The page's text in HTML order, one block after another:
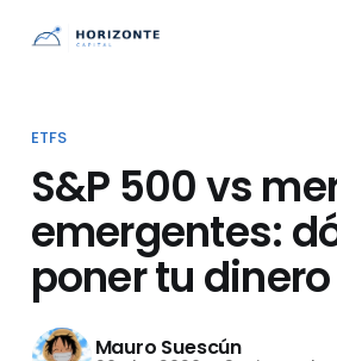
ETFS
S&P 500 vs
emergentes:
poner tu dinero
Mauro Suescún